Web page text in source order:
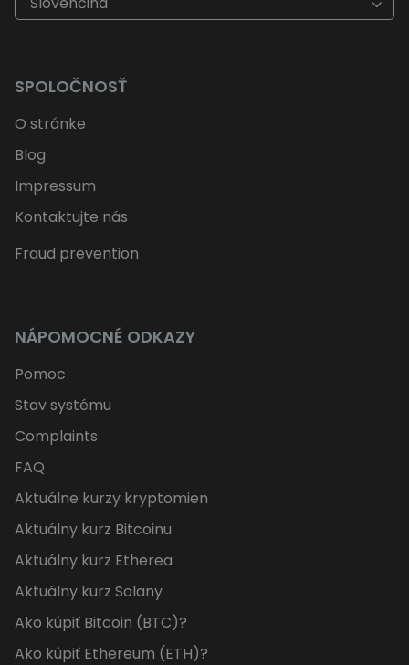
SPOLOČNOSŤ
O stránke
Blog
Impressum
Kontaktujte nás
Fraud prevention
NÁPOMOCNÉ ODKAZY
Pomoc
Stav systému
Complaints
FAQ
Aktuálne kurzy kryptomien
Aktuálny kurz Bitcoinu
Aktuálny kurz Etherea
Aktuálny kurz Solany
Ako kúpiť Bitcoin (BTC)?
Ako kúpiť Ethereum (ETH)?